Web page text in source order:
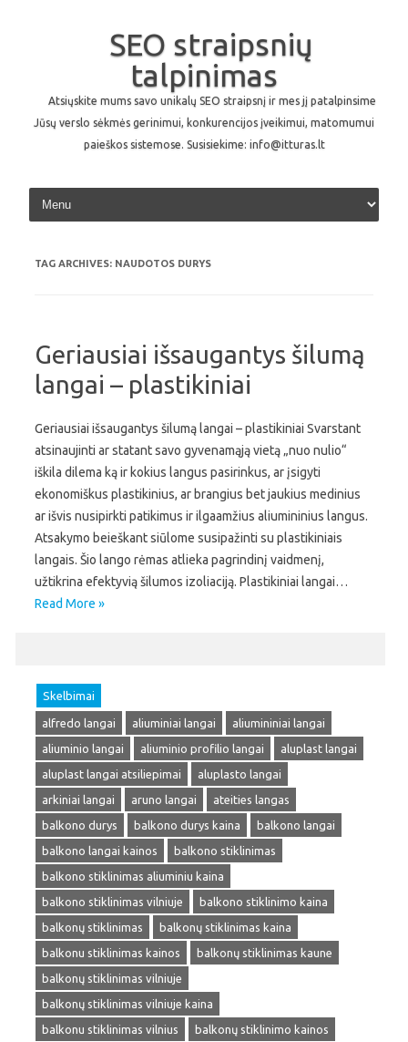
SEO straipsnių
talpinimas
Atsiųskite mums savo unikalų SEO straipsnį ir mes jį patalpinsime
Jūsų verslo sėkmės gerinimui, konkurencijos įveikimui, matomumui
paieškos sistemose. Susisiekime: info@itturas.lt
Skip to content
TAG ARCHIVES: NAUDOTOS DURYS
Geriausiai išsaugantys šilumą
langai – plastikiniai
Geriausiai išsaugantys šilumą langai – plastikiniai Svarstant
atsinaujinti ar statant savo gyvenamąją vietą „nuo nulio“
iškila dilema ką ir kokius langus pasirinkus, ar įsigyti
ekonomiškus plastikinius, ar brangius bet jaukius medinius
ar išvis nusipirkti patikimus ir ilgaamžius aliumininius langus.
Atsakymo beieškant siūlome susipažinti su plastikiniais
langais. Šio lango rėmas atlieka pagrindinį vaidmenį,
užtikrina efektyvią šilumos izoliaciją. Plastikiniai langai…
Read More »
Skelbimai
alfredo langai aliuminiai langai
aliumininiai langai
aliuminio langai
aliuminio profilio langai
aluplast langai
aluplast langai atsiliepimai
aluplasto langai
arkiniai langai
aruno langai
ateities langas
balkono durys
balkono durys kaina
balkono langai
balkono langai kainos
balkono stiklinimas
balkono stiklinimas aliuminiu kaina
balkono stiklinimas vilniuje
balkono stiklinimo kaina
balkonų stiklinimas
balkonų stiklinimas kaina
balkonu stiklinimas kainos
balkonų stiklinimas kaune
balkonų stiklinimas vilniuje
balkonų stiklinimas vilniuje kaina
balkonu stiklinimas vilnius
balkonų stiklinimo kainos